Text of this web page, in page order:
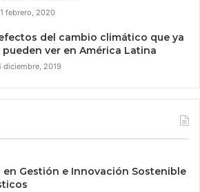
febrero, 2020
del cambio climático que ya
pueden ver en América Latina
diciembre, 2019
en Gestión e Innovación Sostenible